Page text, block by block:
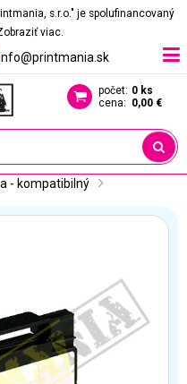
s.r.o." je spolufinancovaný
viac.
počet: 0 ks
cena: 0,00 €
- kompatibilný